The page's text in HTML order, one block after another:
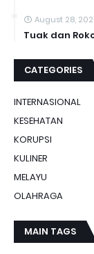
August 28,
Tuak dan
CATEGORIES
INTERNASIONAL
KESEHATAN
KORUPSI
KULINER
MELAYU
OLAHRAGA
MAIN TAGS